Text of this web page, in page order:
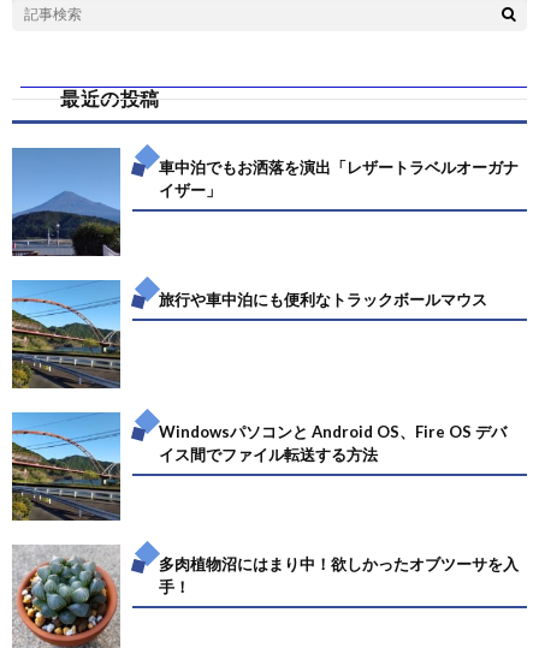
最近の投稿
車中泊でもお洒落を演出「レザートラベルオーガナ
イザー」
旅行や車中泊にも便利なトラックボールマウス
Windowsパソコンと Android OS、Fire OS デバ
イス間でファイル転送する方法
多肉植物沼にはまり中！欲しかったオブツーサを入
手！